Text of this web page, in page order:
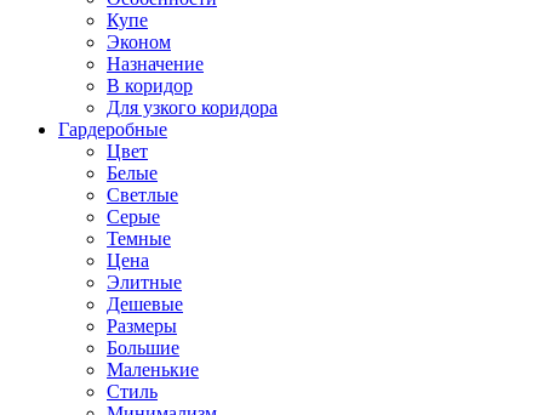
Купе
Эконом
Назначение
В коридор
Для узкого коридора
Гардеробные
Цвет
Белые
Светлые
Серые
Темные
Цена
Элитные
Дешевые
Размеры
Большие
Маленькие
Стиль